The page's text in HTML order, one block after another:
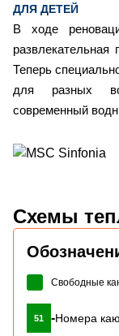
ДЛЯ ДЕТЕЙ
В ходе
Теперь
для разных
современный
Схемы
Свободные
51 -Номера